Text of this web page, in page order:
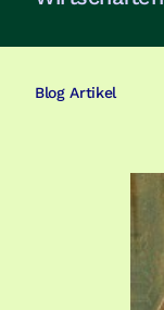
Blog Artikel